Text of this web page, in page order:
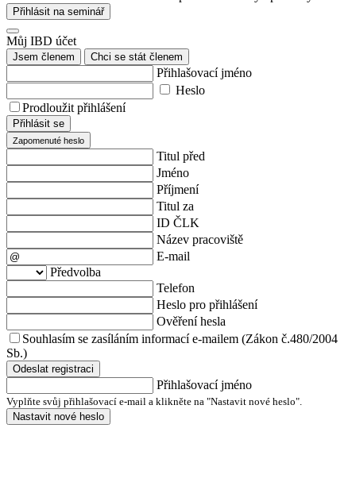
Přihlásit na seminář
Můj IBD účet
Jsem členem Chci se stát členem
Přihlašovací jméno
Heslo
Prodloužit přihlášení
Přihlásit se
Zapomenuté heslo
Titul před
Jméno
Příjmení
Titul za
ID ČLK
Název pracoviště
E-mail
Předvolba
Telefon
Heslo pro přihlášení
Ověření hesla
Souhlasím se zasíláním informací e-mailem (Zákon č.480/2004
Sb.)
Odeslat registraci
Přihlašovací jméno
Vyplňte svůj přihlašovací e-mail a klikněte na "Nastavit nové heslo".
Nastavit nové heslo